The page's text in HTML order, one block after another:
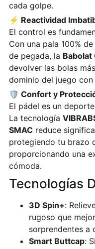
cada golpe.
⚡ Reactividad
El control es
Con una pala 100%
de pegada, la
devolver las bolas
dominio del juego
🛡️ Confort y
El pádel es un
La tecnología
SMACreduce
protegiendo tu brazo
proporcionando una
cómoda.
Tecnologías
3D Spin+:
rugoso que
sorprendentes a
Smart Buttcap: